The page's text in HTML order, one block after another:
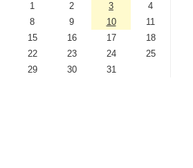
1
2 3
4
8 9 10
11
15 16 17
18
22 23 24
25
29 30 31